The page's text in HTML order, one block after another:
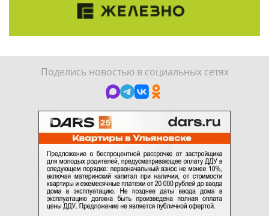
Поделись новостью в социальных сетях